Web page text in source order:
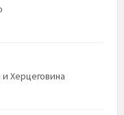
и Херцеговина